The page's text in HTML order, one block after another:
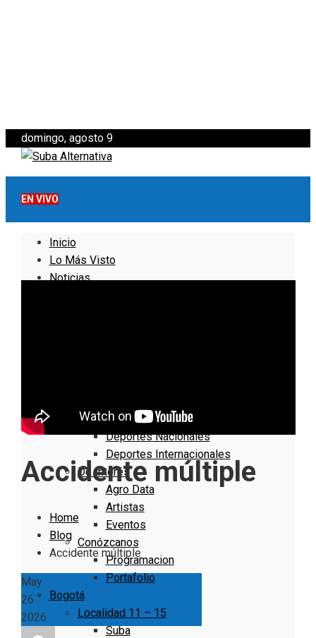
domingo, agosto 9
EN VIVO
Inicio
Lo Más Visto
Noticias
Deportes Locales
Deportes Nacionales
Deportes Internacionales
De Interés
Agro Data
Artistas
Eventos
Conózcanos
Programacion
Portafolio
Bogotá
Localidad 11 – 15
Suba
Accidente múltiple
Home
Blog
Accidente múltiple
May
26
2026